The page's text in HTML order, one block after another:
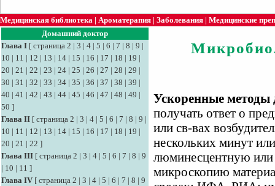
Медицинская библиотека | Ароматерапия | Заболевания | Медицинские
Домашний доктор
Глава I [ страница 2 | 3 | 4 | 5 | 6 | 7 | 8 | 9 |
10 | 11 | 12 | 13 | 14 | 15 | 16 | 17 | 18 | 19 |
20 | 21 | 22 | 23 | 24 | 25 | 26 | 27 | 28 | 29 |
30 | 31 | 32 | 33 | 34 | 35 | 36 | 37 | 38 | 39 |
40 | 41 | 42 | 43 | 44 | 45 | 46 | 47 | 48 | 49 |
50 ]
Глава II [ страница 2 | 3 | 4 | 5 | 6 | 7 | 8 | 9 |
10 | 11 | 12 | 13 | 14 | 15 | 16 | 17 | 18 | 19 |
20 | 21 | 22 ]
Глава III [ страница 2 | 3 | 4 | 5 | 6 | 7 | 8 | 9
| 10 | 11 ]
Глава IV [ страница 2 | 3 | 4 | 5 | 6 | 7 | 8 | 9
Ускоренные методы
получать ответ о
или св-вах
нескольких минут
люминесцентную
микроскопию